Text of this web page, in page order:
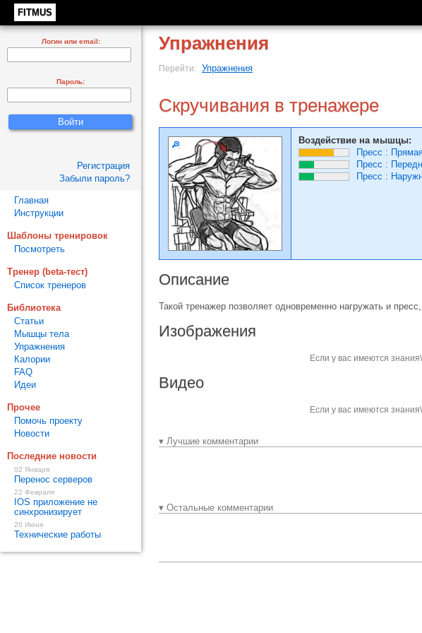
FITMUS
Упражнения
Перейти: Упражнения
Скручивания в тренажере
Воздействие на мышцы:
Пресс :
Пресс :
Пресс :
Описание
Такой тренажер позволяет одновременно нагружать и
Изображения
Если у вас имеются
Видео
Если у вас имеются
▾ Лучшие комментарии
▾ Остальные комментарии
Логин или email:
Пароль:
Регистрация
Забыли пароль?
Главная
Инструкции
Шаблоны тренировок
Посмотреть
Тренер (beta-тест)
Список тренеров
Библиотека
Статьи
Мышцы тела
Упражнения
Калории
FAQ
Идеи
Прочее
Помочь проекту
Новости
Последние новости
02 Января
Перенос серверов
22 Февраля
IOS приложение не
синхронизирует
20 Июня
Технические работы